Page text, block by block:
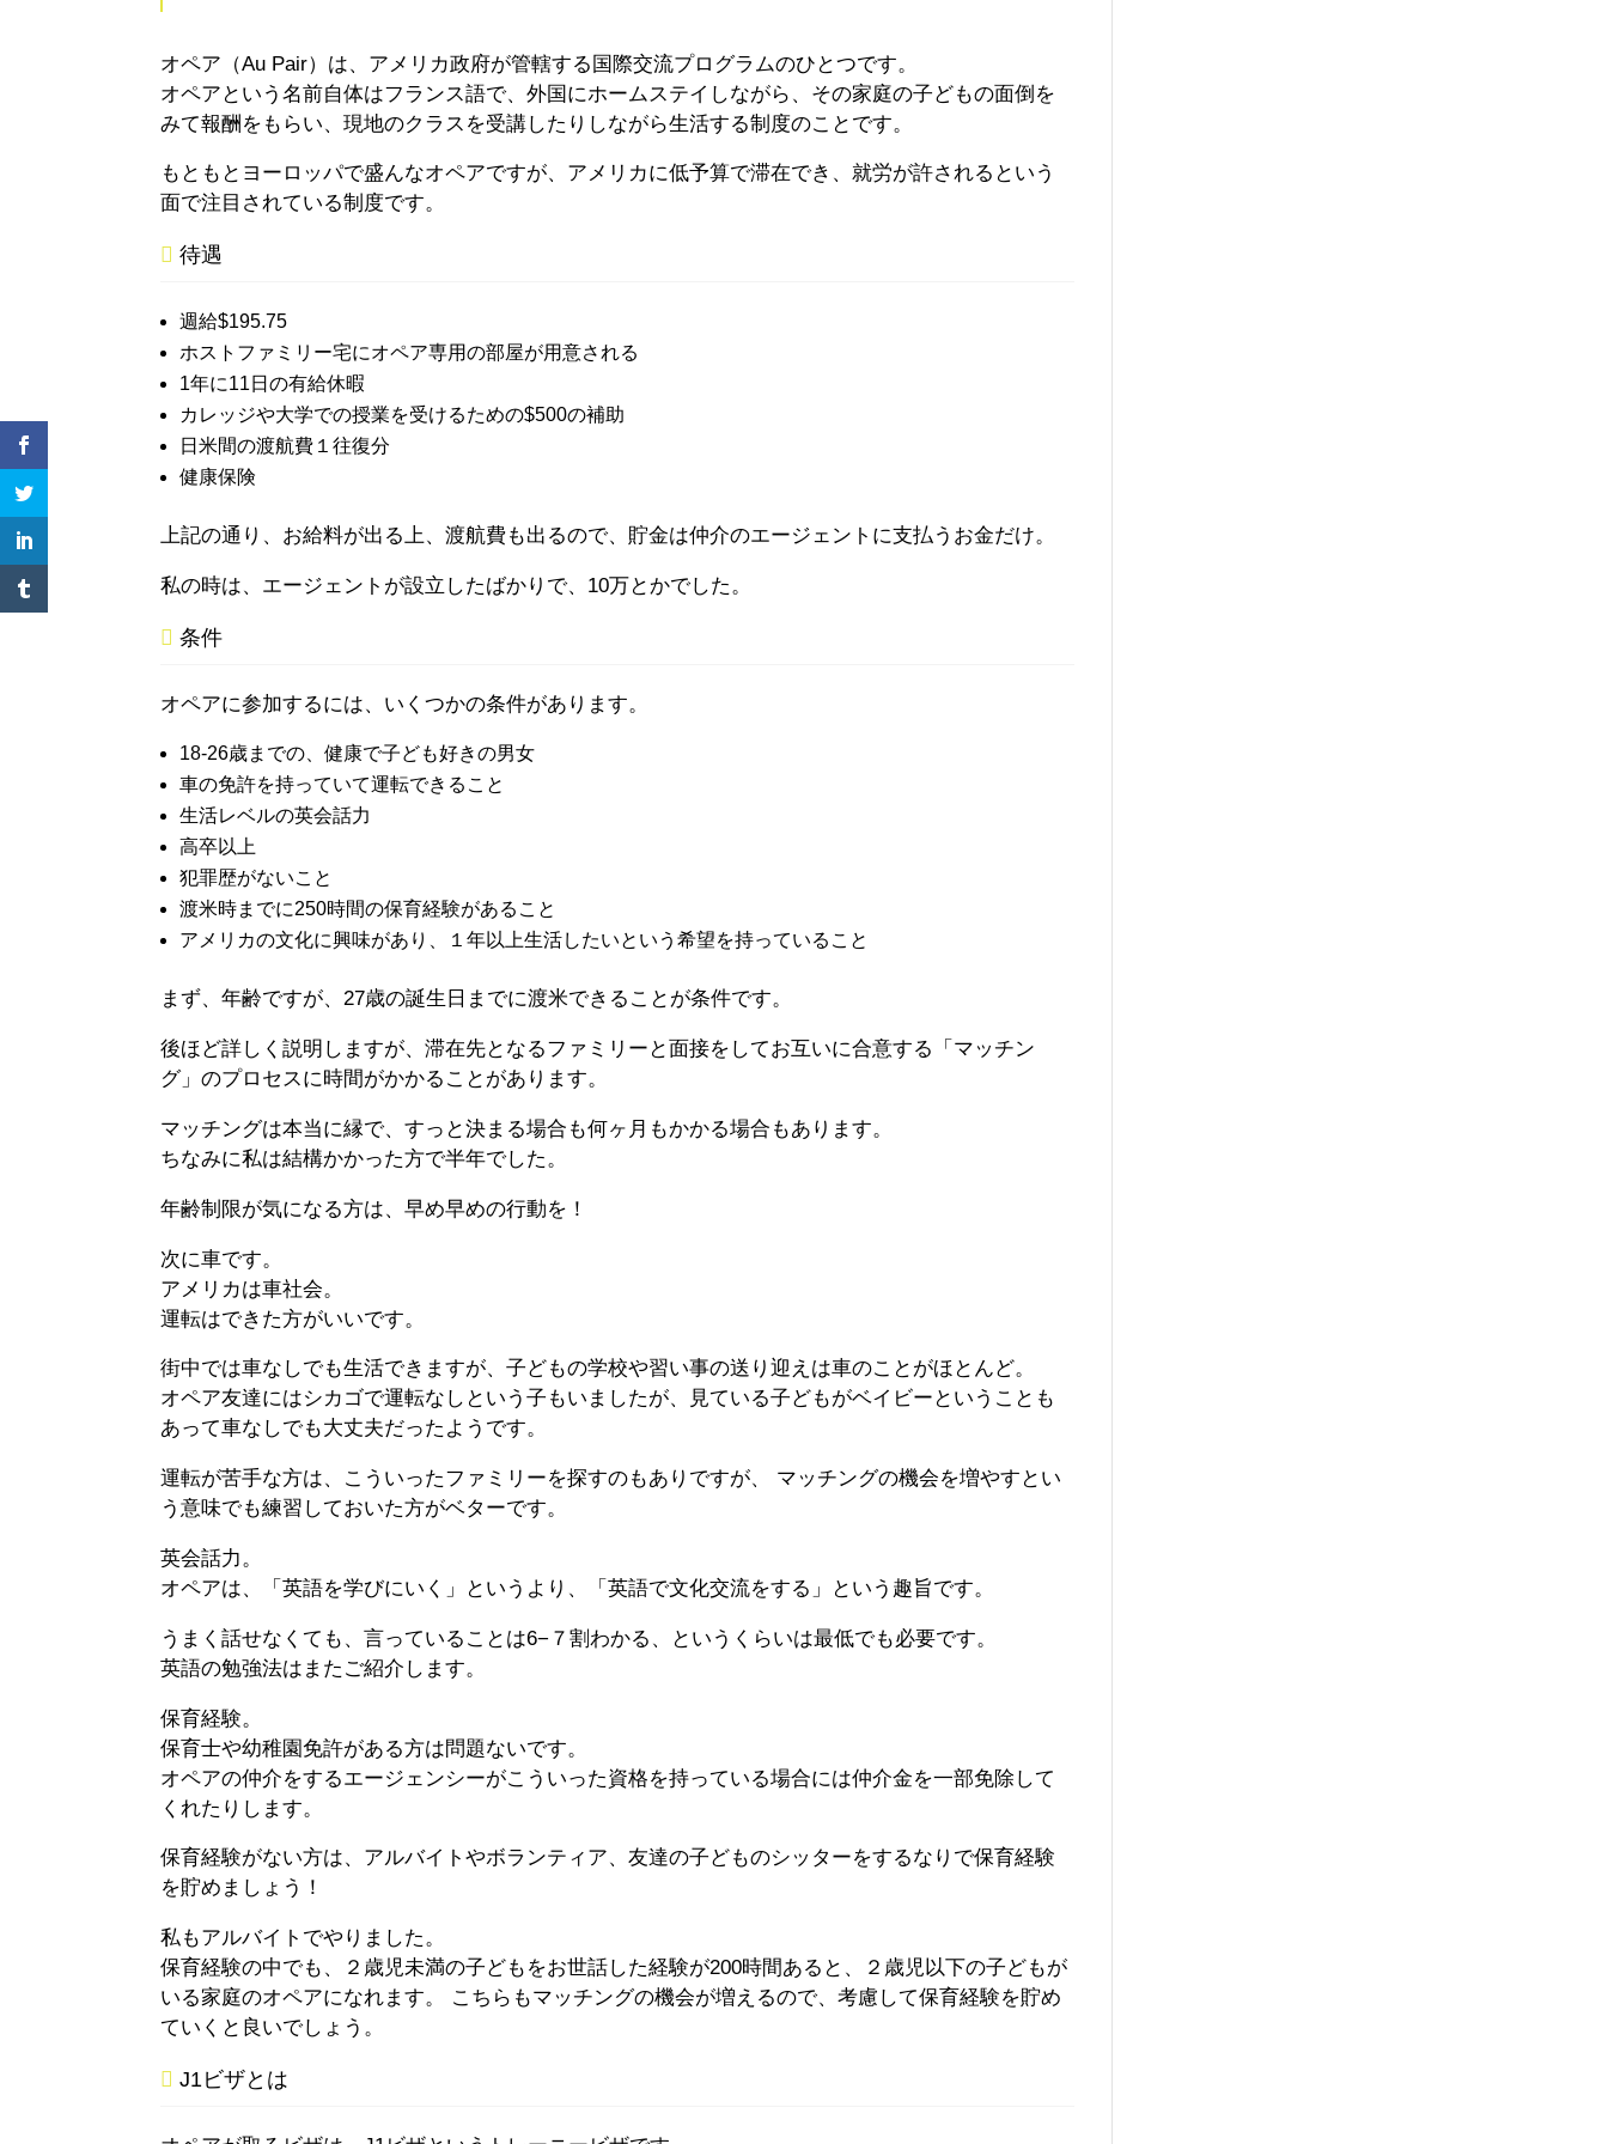
オペア（Au Pair）は、アメリカ政府が管轄する国際交流プログラムのひとつです。
オペアという名前自体はフランス語で、外国にホームステイしながら、その家庭の子どもの面倒を
みて報酬をもらい、現地のクラスを受講したりしながら生活する制度のことです。
もともとヨーロッパで盛んなオペアですが、アメリカに低予算で滞在でき、就労が許されるという
面で注目されている制度です。
待遇
週給$195.75
ホストファミリー宅にオペア専用の部屋が用意される
1年に11日の有給休暇
カレッジや大学での授業を受けるための$500の補助
日米間の渡航費１往復分
健康保険
上記の通り、お給料が出る上、渡航費も出るので、貯金は仲介のエージェントに支払うお金だけ。
私の時は、エージェントが設立したばかりで、10万とかでした。
条件
オペアに参加するには、いくつかの条件があります。
18-26歳までの、健康で子ども好きの男女
車の免許を持っていて運転できること
生活レベルの英会話力
高卒以上
犯罪歴がないこと
渡米時までに250時間の保育経験があること
アメリカの文化に興味があり、１年以上生活したいという希望を持っていること
まず、年齢ですが、27歳の誕生日までに渡米できることが条件です。
後ほど詳しく説明しますが、滞在先となるファミリーと面接をしてお互いに合意する「マッチン
グ」のプロセスに時間がかかることがあります。
マッチングは本当に縁で、すっと決まる場合も何ヶ月もかかる場合もあります。
ちなみに私は結構かかった方で半年でした。
年齢制限が気になる方は、早め早めの行動を！
次に車です。
アメリカは車社会。
運転はできた方がいいです。
街中では車なしでも生活できますが、子どもの学校や習い事の送り迎えは車のことがほとんど。
オペア友達にはシカゴで運転なしという子もいましたが、見ている子どもがベイビーということも
あって車なしでも大丈夫だったようです。
運転が苦手な方は、こういったファミリーを探すのもありですが、 マッチングの機会を増やすとい
う意味でも練習しておいた方がベターです。
英会話力。
オペアは、「英語を学びにいく」というより、「英語で文化交流をする」という趣旨です。
うまく話せなくても、言っていることは6−７割わかる、というくらいは最低でも必要です。
英語の勉強法はまたご紹介します。
保育経験。
保育士や幼稚園免許がある方は問題ないです。
オペアの仲介をするエージェンシーがこういった資格を持っている場合には仲介金を一部免除して
くれたりします。
保育経験がない方は、アルバイトやボランティア、友達の子どものシッターをするなりで保育経験
を貯めましょう！
私もアルバイトでやりました。
保育経験の中でも、２歳児未満の子どもをお世話した経験が200時間あると、２歳児以下の子どもが
いる家庭のオペアになれます。 こちらもマッチングの機会が増えるので、考慮して保育経験を貯め
ていくと良いでしょう。
J1ビザとは